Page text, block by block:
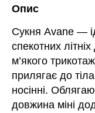
Опис
Сукня Avane —
спекотних
м’якого
прилягає до
носінні.
довжина міні